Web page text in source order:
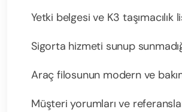
Yetki belgesi ve K3 taşımacılık
Sigorta hizmeti sunup
Araç filosunun modern ve
Müşteri yorumları ve